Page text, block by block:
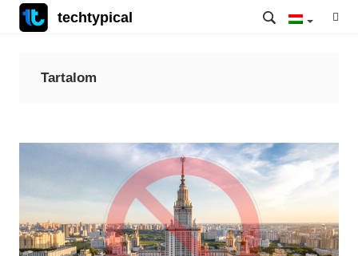
techtypical
Tartalom